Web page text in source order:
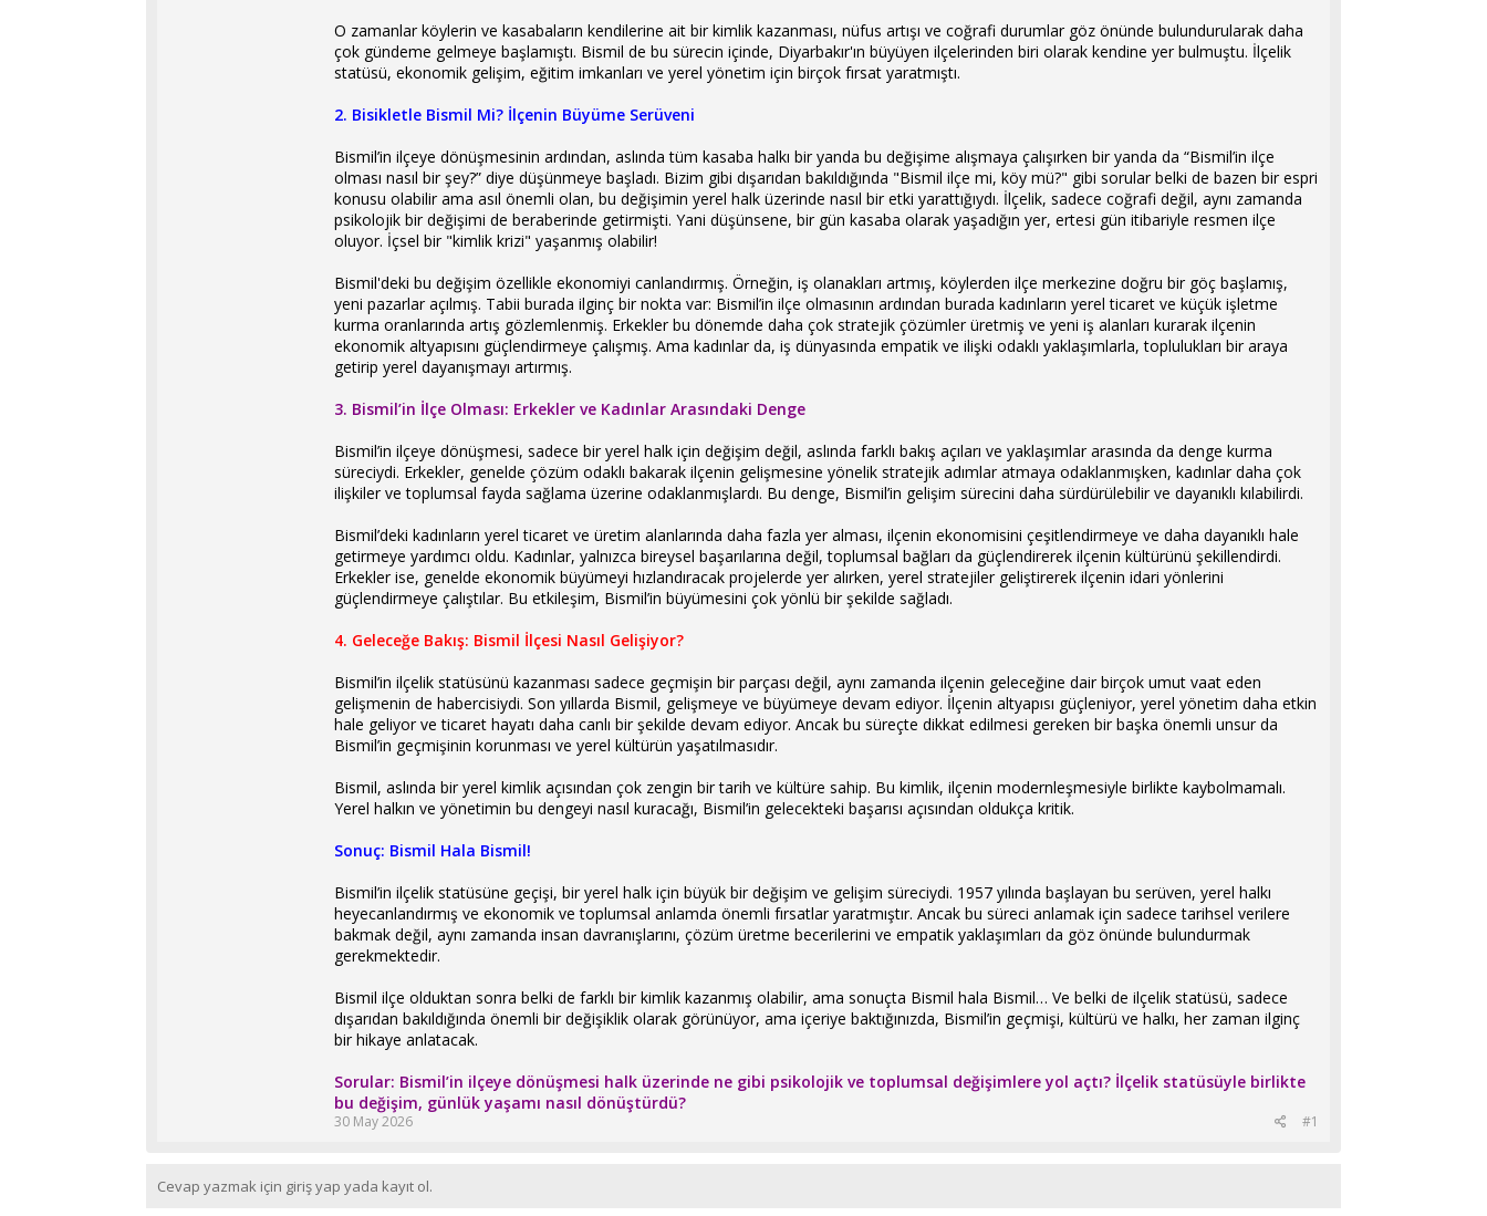
O zamanlar köylerin ve kasabaların kendilerine ait bir kimlik kazanması, nüfus artışı ve coğrafi durumlar göz önünde bulundurularak daha
çok gündeme gelmeye başlamıştı. Bismil de bu sürecin içinde, Diyarbakır'ın büyüyen ilçelerinden biri olarak kendine yer bulmuştu. İlçelik
statüsü, ekonomik gelişim, eğitim imkanları ve yerel yönetim için birçok fırsat yaratmıştı.
2. Bisikletle Bismil Mi? İlçenin Büyüme Serüveni
Bismil’in ilçeye dönüşmesinin ardından, aslında tüm kasaba halkı bir yanda bu değişime alışmaya çalışırken bir yanda da “Bismil’in ilçe
olması nasıl bir şey?” diye düşünmeye başladı. Bizim gibi dışarıdan bakıldığında "Bismil ilçe mi, köy mü?" gibi sorular belki de bazen bir espri
konusu olabilir ama asıl önemli olan, bu değişimin yerel halk üzerinde nasıl bir etki yarattığıydı. İlçelik, sadece coğrafi değil, aynı zamanda
psikolojik bir değişimi de beraberinde getirmişti. Yani düşünsene, bir gün kasaba olarak yaşadığın yer, ertesi gün itibariyle resmen ilçe
oluyor. İçsel bir "kimlik krizi" yaşanmış olabilir!
Bismil'deki bu değişim özellikle ekonomiyi canlandırmış. Örneğin, iş olanakları artmış, köylerden ilçe merkezine doğru bir göç başlamış,
yeni pazarlar açılmış. Tabii burada ilginç bir nokta var: Bismil’in ilçe olmasının ardından burada kadınların yerel ticaret ve küçük işletme
kurma oranlarında artış gözlemlenmiş. Erkekler bu dönemde daha çok stratejik çözümler üretmiş ve yeni iş alanları kurarak ilçenin
ekonomik altyapısını güçlendirmeye çalışmış. Ama kadınlar da, iş dünyasında empatik ve ilişki odaklı yaklaşımlarla, toplulukları bir araya
getirip yerel dayanışmayı artırmış.
3. Bismil’in İlçe Olması: Erkekler ve Kadınlar Arasındaki Denge
Bismil’in ilçeye dönüşmesi, sadece bir yerel halk için değişim değil, aslında farklı bakış açıları ve yaklaşımlar arasında da denge kurma
süreciydi. Erkekler, genelde çözüm odaklı bakarak ilçenin gelişmesine yönelik stratejik adımlar atmaya odaklanmışken, kadınlar daha çok
ilişkiler ve toplumsal fayda sağlama üzerine odaklanmışlardı. Bu denge, Bismil’in gelişim sürecini daha sürdürülebilir ve dayanıklı kılabilirdi.
Bismil’deki kadınların yerel ticaret ve üretim alanlarında daha fazla yer alması, ilçenin ekonomisini çeşitlendirmeye ve daha dayanıklı hale
getirmeye yardımcı oldu. Kadınlar, yalnızca bireysel başarılarına değil, toplumsal bağları da güçlendirerek ilçenin kültürünü şekillendirdi.
Erkekler ise, genelde ekonomik büyümeyi hızlandıracak projelerde yer alırken, yerel stratejiler geliştirerek ilçenin idari yönlerini
güçlendirmeye çalıştılar. Bu etkileşim, Bismil’in büyümesini çok yönlü bir şekilde sağladı.
4. Geleceğe Bakış: Bismil İlçesi Nasıl Gelişiyor?
Bismil’in ilçelik statüsünü kazanması sadece geçmişin bir parçası değil, aynı zamanda ilçenin geleceğine dair birçok umut vaat eden
gelişmenin de habercisiydi. Son yıllarda Bismil, gelişmeye ve büyümeye devam ediyor. İlçenin altyapısı güçleniyor, yerel yönetim daha etkin
hale geliyor ve ticaret hayatı daha canlı bir şekilde devam ediyor. Ancak bu süreçte dikkat edilmesi gereken bir başka önemli unsur da
Bismil’in geçmişinin korunması ve yerel kültürün yaşatılmasıdır.
Bismil, aslında bir yerel kimlik açısından çok zengin bir tarih ve kültüre sahip. Bu kimlik, ilçenin modernleşmesiyle birlikte kaybolmamalı.
Yerel halkın ve yönetimin bu dengeyi nasıl kuracağı, Bismil’in gelecekteki başarısı açısından oldukça kritik.
Sonuç: Bismil Hala Bismil!
Bismil’in ilçelik statüsüne geçişi, bir yerel halk için büyük bir değişim ve gelişim süreciydi. 1957 yılında başlayan bu serüven, yerel halkı
heyecanlandırmış ve ekonomik ve toplumsal anlamda önemli fırsatlar yaratmıştır. Ancak bu süreci anlamak için sadece tarihsel verilere
bakmak değil, aynı zamanda insan davranışlarını, çözüm üretme becerilerini ve empatik yaklaşımları da göz önünde bulundurmak
gerekmektedir.
Bismil ilçe olduktan sonra belki de farklı bir kimlik kazanmış olabilir, ama sonuçta Bismil hala Bismil… Ve belki de ilçelik statüsü, sadece
dışarıdan bakıldığında önemli bir değişiklik olarak görünüyor, ama içeriye baktığınızda, Bismil’in geçmişi, kültürü ve halkı, her zaman ilginç
bir hikaye anlatacak.
Sorular: Bismil’in ilçeye dönüşmesi halk üzerinde ne gibi psikolojik ve toplumsal değişimlere yol açtı? İlçelik statüsüyle birlikte
bu değişim, günlük yaşamı nasıl dönüştürdü?
30 May 2026 #1
Cevap yazmak için giriş yap yada kayıt ol.